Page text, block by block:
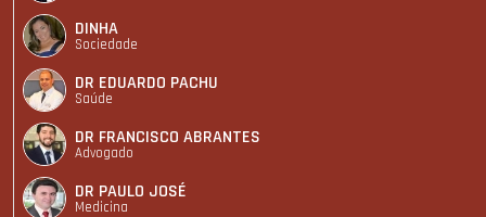
DINHA
Sociedade
DR EDUARDO PACHU
Saúde
DR FRANCISCO ABRANTES
Advogado
DR PAULO JOSÉ
Medicina